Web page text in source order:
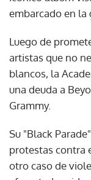
embarcado en la
Luego de
artistas que no
blancos, la
una deuda a
Grammy.
Su "Black
protestas contra
otro caso de